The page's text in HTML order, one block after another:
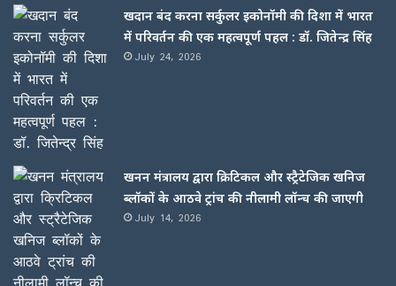
खदान बंद करना सर्कुलर इकोनॉमी की दिशा में भारत
में परिवर्तन की एक महत्वपूर्ण पहल : डॉ. जितेन्द्र सिंह
July 24, 2026
खनन मंत्रालय द्वारा क्रिटिकल और स्ट्रैटेजिक खनिज
ब्लॉकों के आठवे ट्रांच की नीलामी लॉन्च की जाएगी
July 14, 2026